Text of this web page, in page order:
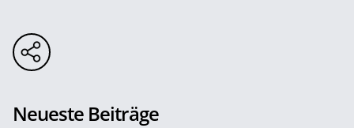
Neueste Beiträge